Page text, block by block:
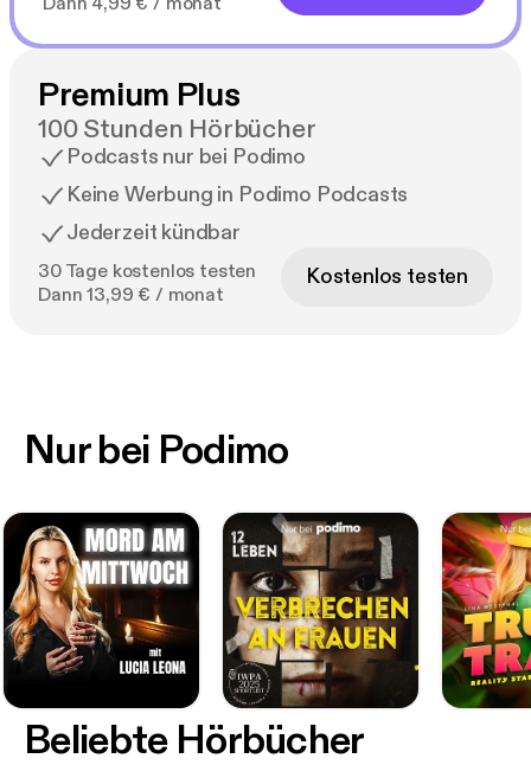
Premium Plus
100 Stunden Hörbücher
Podcasts nur bei Podimo
Keine Werbung in Podimo Podcasts
Jederzeit kündbar
30 Tage kostenlos testen
Dann 13,99 € / monat
Kostenlos testen
Nur bei Podimo
Beliebte Hörbücher